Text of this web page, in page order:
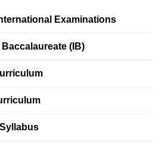
Examinations
(IB)